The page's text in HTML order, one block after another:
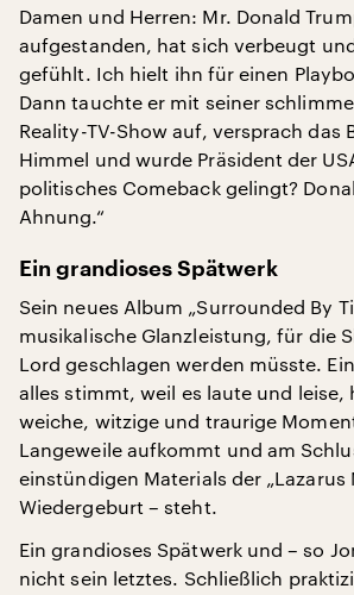
Damen und Herren: Mr. Donald
aufgestanden, hat sich verbeugt
gefühlt. Ich hielt ihn für einen
Dann tauchte er mit seiner
Reality-TV-Show auf, versprach das
Himmel und wurde Präsident der
politisches Comeback gelingt?
Ahnung.“
Ein grandioses Spätwerk
Sein neues Album „Surrounded By
musikalische Glanzleistung, für die
Lord geschlagen werden müsste.
alles stimmt, weil es laute und leise,
weiche, witzige und traurige
Langeweile aufkommt und am
einstündigen Materials der „Lazarus
Wiedergeburt – steht.
Ein grandioses Spätwerk und – so
nicht sein letztes. Schließlich